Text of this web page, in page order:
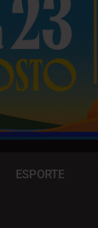
ESPORTE